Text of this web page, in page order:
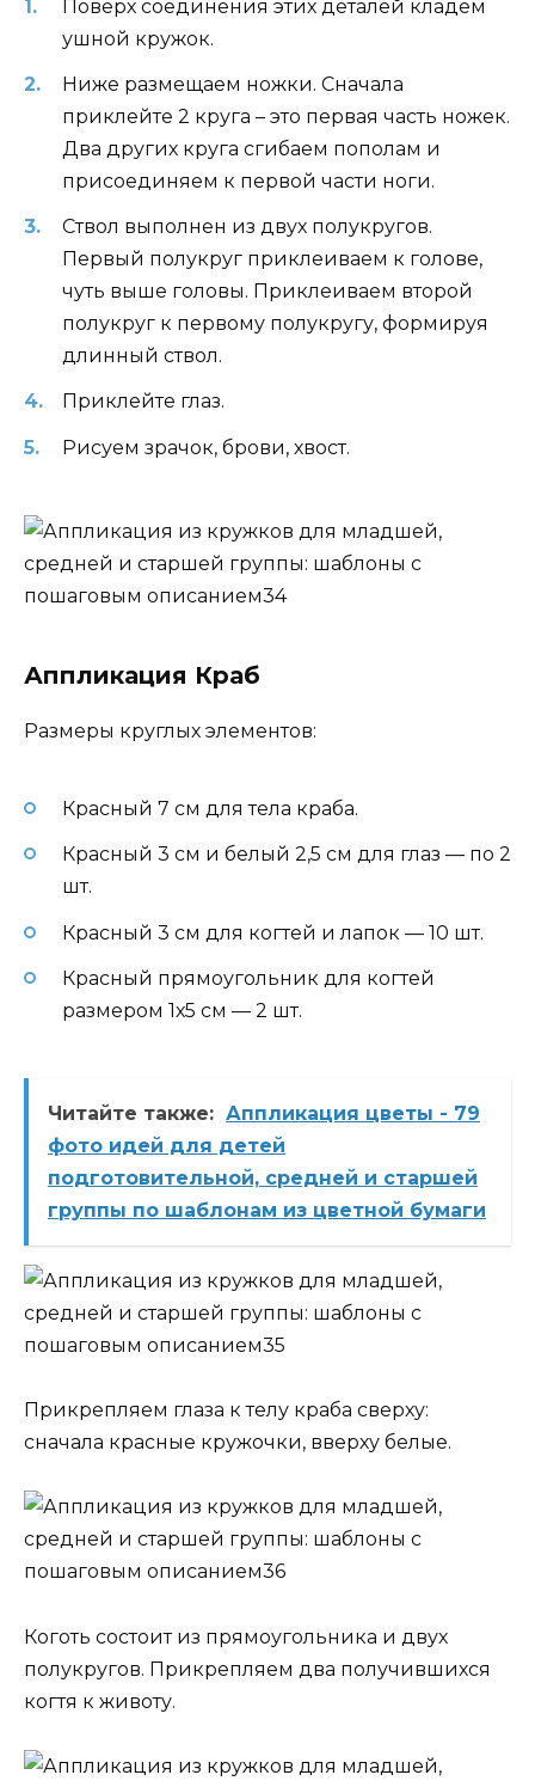
Поверх соединения этих деталей кладем
ушной кружок.
Ниже размещаем ножки. Сначала
приклейте 2 круга – это первая часть ножек.
Два других круга сгибаем пополам и
присоединяем к первой части ноги.
Ствол выполнен из двух полукругов.
Первый полукруг приклеиваем к голове,
чуть выше головы. Приклеиваем второй
полукруг к первому полукругу, формируя
длинный ствол.
Приклейте глаз.
Рисуем зрачок, брови, хвост.
Аппликация Краб
Размеры круглых элементов:
Красный 7 см для тела краба.
Красный 3 см и белый 2,5 см для глаз — по 2
шт.
Красный 3 см для когтей и лапок — 10 шт.
Красный прямоугольник для когтей
размером 1х5 см — 2 шт.
Читайте также: Аппликация цветы - 79
фото идей для детей
подготовительной, средней и старшей
группы по шаблонам из цветной бумаги
Прикрепляем глаза к телу краба сверху:
сначала красные кружочки, вверху белые.
Коготь состоит из прямоугольника и двух
полукругов. Прикрепляем два получившихся
когтя к животу.